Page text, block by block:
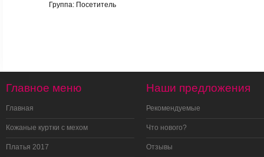
Группа: Посетитель
Главное меню
Главная
Кожаные куртки с мехом
Платья 2017
Наши предложения
Рекомендуемые
Что нового?
Отзывы